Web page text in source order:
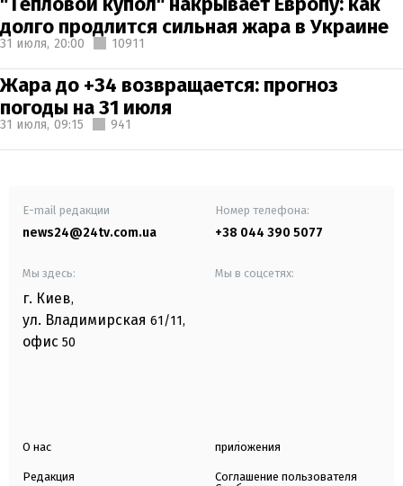
долго продлится сильная жара в Украине
31 июля, 20:00 10911
Жара до +34 возвращается: прогноз
погоды на 31 июля
31 июля, 09:15 941
E-mail редакции
news24@24tv.com.ua
Номер телефона:
+38 044 390 5077
Мы здесь:
г. Киев,
ул. Владимирская 61/11,
офис 50
Мы в соцсетях:
О нас
Редакция
приложения
Соглашение пользователя